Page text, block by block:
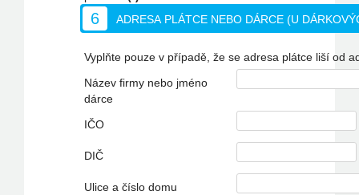
6 ADRESA PLÁTCE NEBO DÁRCE (U
Vyplňte pouze v případě, že se adresa plátce liší od
Název firmy nebo jméno
dárce
IČO
DIČ
Ulice a číslo domu